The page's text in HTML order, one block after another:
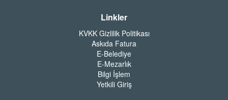
Linkler
KVKK Gizlilik Politikası
Askıda Fatura
E-Belediye
E-Mezarlık
Bilgi İşlem
Yetkili Giriş